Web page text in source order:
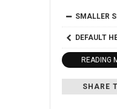
SMALLER
DEFAULT
READING
SHARE